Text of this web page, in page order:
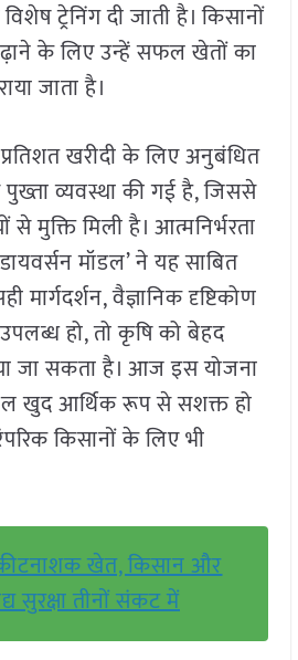
ट्रेनिंग दी जाती है। किसानों
के लिए उन्हें सफल खेतों का
जाता है।
खरीदी के लिए अनुबंधित
व्यवस्था की गई है, जिससे
से मुक्ति मिली है। आत्मनिर्भरता
मॉडल’ ने यह साबित
मार्गदर्शन, वैज्ञानिक दृष्टिकोण
हो, तो कृषि को बेहद
जा सकता है। आज इस योजना
खुद आर्थिक रूप से सशक्त हो
किसानों के लिए भी
खेत, किसान और
सुरक्षा तीनों संकट में